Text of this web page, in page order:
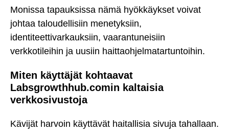
Monissa tapauksissa nämä hyökkäykset voivat
johtaa taloudellisiin menetyksiin,
identiteettivarkauksiin, vaarantuneisiin
verkkotileihin ja uusiin haittaohjelmatartuntoihin.
Miten käyttäjät kohtaavat
Labsgrowthhub.comin kaltaisia
verkkosivustoja
Kävijät harvoin käyttävät haitallisia sivuja tahallaan.